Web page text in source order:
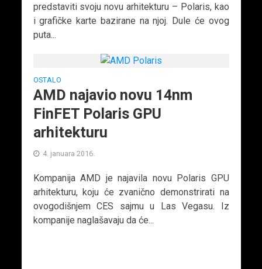
predstaviti svoju novu arhitekturu – Polaris, kao
i grafičke karte bazirane na njoj. Dule će ovog
puta...
OSTALO
AMD najavio novu 14nm
FinFET Polaris GPU
arhitekturu
4. januara 2016.
Kompanija AMD je najavila novu Polaris GPU
arhitekturu, koju će zvanično demonstrirati na
ovogodišnjem CES sajmu u Las Vegasu. Iz
kompanije naglašavaju da će...